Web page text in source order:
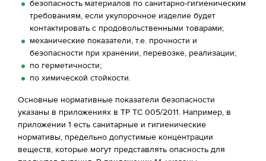
безопасность материалов по санитарно-гигиеническим
требованиям, если укупорочное изделие будет
контактировать с продовольственными товарами;
механические показатели, т.е. прочности и
безопасности при хранении, перевозке, реализации;
по герметичности;
по химической стойкости.
Основные нормативные показатели безопасности
указаны в приложениях в ТР ТС 005/2011. Например, в
приложении 1 есть санитарные и гигиенические
нормативы, предельно допустимые концентрации
веществ, которые могут представлять опасность для